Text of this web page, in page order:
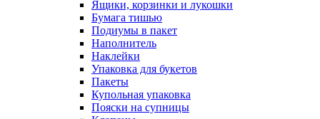
Ящики, корзинки и лукошки
Бумага тишью
Подиумы в пакет
Наполнитель
Наклейки
Упаковка для букетов
Пакеты
Купольная упаковка
Пояски на супницы